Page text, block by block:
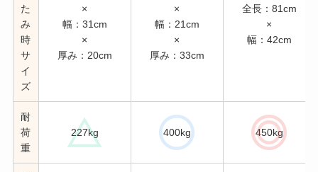
た
み
時
サ
イ
ズ
×
幅：31cm
×
厚み：20cm
×
幅：21cm
×
厚み：33cm
全長：81cm
×
幅：42cm
耐
荷
重
227kg 400kg 450kg